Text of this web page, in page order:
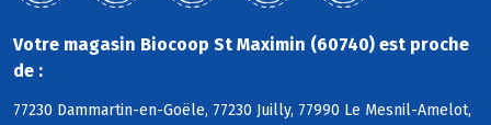
Votre magasin Biocoop St Maximin (60740) est proche
de :
77230 Dammartin-en-Goële, 77230 Juilly, 77990 Le Mesnil-Amelot,